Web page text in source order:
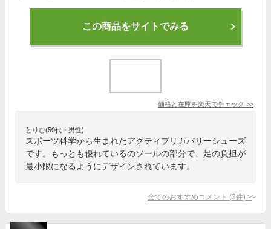
この商品をサイトでみる
価格と在庫を楽天でチェック >>
とりむ(50代・男性)
スポーツ科学から生まれたアクティブリカバリーシューズ
です。もっとも優れているのソールの部分で、足の負担が
最小限になるようにデザインされています。
全てのおすすめコメント (3件) >